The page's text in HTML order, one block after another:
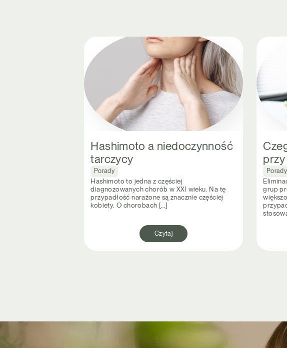
Hashimoto a niedoczynność
tarczycy
Porady
Hashimoto to jedna z częściej
diagnozowanych chorób w XXI wieku. Na tę
przypadłość narażone są znacznie częściej
kobiety. O chorobach […]
Czytaj
Porady
grup